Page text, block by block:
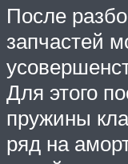
После
запчастей
Для этого
пружины
ряд на